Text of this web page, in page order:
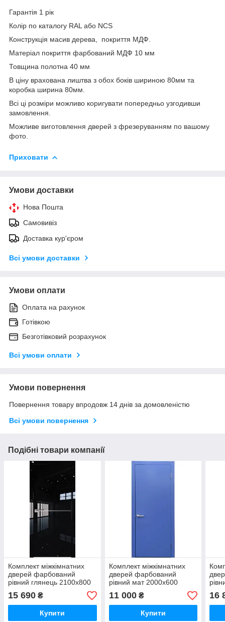
Гарантія 1 рік
Колір по каталогу RAL або NCS
Конструкція масив дерева, покриття МДФ.
Матеріал покриття фарбований МДФ 10 мм
Товщина полотна 40 мм
В ціну врахована лиштва з обох боків шириною 80мм та
коробка ширина 80мм.
Всі ці розміри можливо коригувати попередньо узгодивши
замовлення.
Можливе виготовлення дверей з фрезеруванням по вашому
фото.
Приховати
Умови доставки
Нова Пошта
Самовивіз
Доставка кур'єром
Всі умови доставки
Умови оплати
Оплата на рахунок
Готівкою
Безготівковий розрахунок
Всі умови оплати
Умови повернення
Повернення товару впродовж 14 днів за домовленістю
Всі умови повернення
Подібні товари компанії
Комплект міжкімнатних
дверей фарбований
рівний глянець 2100х800
15 690 ₴
Купити
Комплект міжкімнатних
дверей фарбований
рівний мат 2000х600
11 000₴
Купити
16